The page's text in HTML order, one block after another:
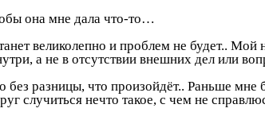
она мне дала что-то…
великолепно и проблем не будет..
а не в отсутствии внешних дел или
разницы, что произойдёт.. Раньше
случиться нечто такое, с чем не